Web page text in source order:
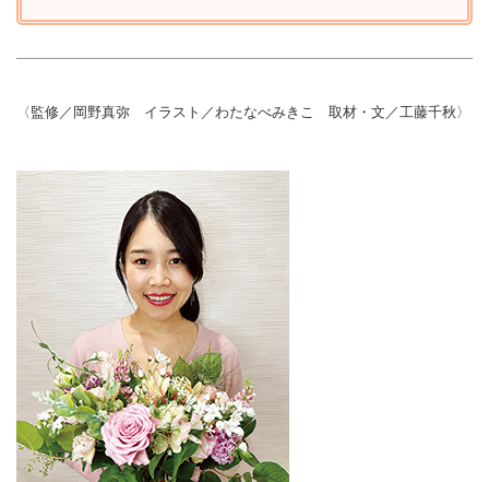
〈監修／岡野真弥 イラスト／わたなべみきこ 取材・文／工藤千秋〉